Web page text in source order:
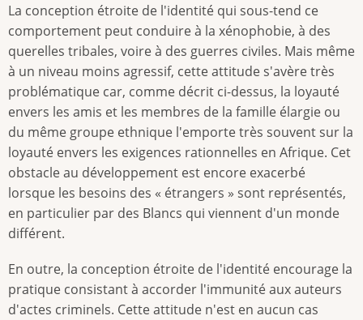
La conception étroite de l'identité qui sous-tend ce
comportement peut conduire à la xénophobie, à des
querelles tribales, voire à des guerres civiles. Mais même
à un niveau moins agressif, cette attitude s'avère très
problématique car, comme décrit ci-dessus, la loyauté
envers les amis et les membres de la famille élargie ou
du même groupe ethnique l'emporte très souvent sur la
loyauté envers les exigences rationnelles en Afrique. Cet
obstacle au développement est encore exacerbé
lorsque les besoins des « étrangers » sont représentés,
en particulier par des Blancs qui viennent d'un monde
différent.
En outre, la conception étroite de l'identité encourage la
pratique consistant à accorder l'immunité aux auteurs
d'actes criminels. Cette attitude n'est en aucun cas